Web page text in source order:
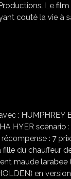
Le
couté la vie à
:
HYER
: 7
du chauffeur
maude
en